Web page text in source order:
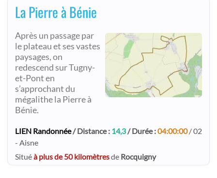
La Pierre à Bénie
Après un passage par
le plateau et ses vastes
paysages, on
redescend sur Tugny-
et-Pont en
s’approchant du
mégalithe la Pierre à
Bénie.
LIEN Randonnée/ Distance : 14,3/ Durée :04:00:00/ 02
- Aisne
Situéà plus de 50 kilomètresde Rocquigny